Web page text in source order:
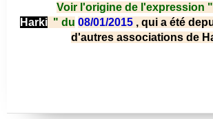
Voir l'origine de l'expression "
Harki " du 08/01/2015 , qui a été
d'autres associations de